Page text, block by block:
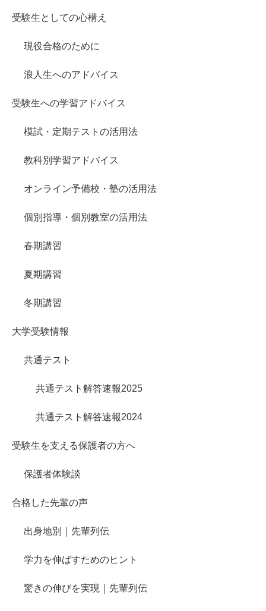
受験生としての心構え
現役合格のために
浪人生へのアドバイス
受験生への学習アドバイス
模試・定期テストの活用法
教科別学習アドバイス
オンライン予備校・塾の活用法
個別指導・個別教室の活用法
春期講習
夏期講習
冬期講習
大学受験情報
共通テスト
共通テスト解答速報2025
共通テスト解答速報2024
受験生を支える保護者の方へ
保護者体験談
合格した先輩の声
出身地別｜先輩列伝
学力を伸ばすためのヒント
驚きの伸びを実現｜先輩列伝